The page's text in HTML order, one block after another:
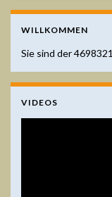
WILLKOMMEN
Sie sind der4698321
VIDEOS